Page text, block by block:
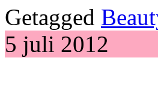
Getagged
5 juli 2012